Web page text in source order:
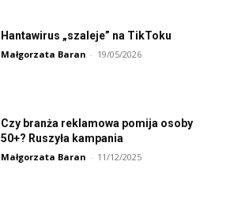
Hantawirus „szaleje” na TikToku
Małgorzata Baran - 19/05/2026
Czy branża reklamowa pomija osoby
50+? Ruszyła kampania
Małgorzata Baran - 11/12/2025